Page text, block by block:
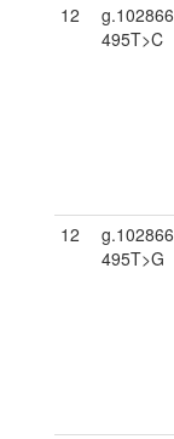
12
g.102866
495T>C
12
g.102866
495T>G